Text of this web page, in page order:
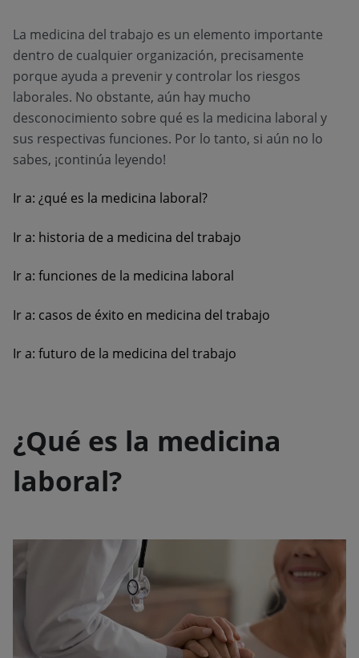
La medicina del trabajo es un elemento importante
dentro de cualquier organización, precisamente
porque ayuda a prevenir y controlar los riesgos
laborales. No obstante, aún hay mucho
desconocimiento sobre qué es la medicina laboral y
sus respectivas funciones. Por lo tanto, si aún no lo
sabes, ¡continúa leyendo!
Ir a: ¿qué es la medicina laboral?
Ir a: historia de a medicina del trabajo
Ir a: funciones de la medicina laboral
Ir a: casos de éxito en medicina del trabajo
Ir a: futuro de la medicina del trabajo
¿Qué es la medicina
laboral?